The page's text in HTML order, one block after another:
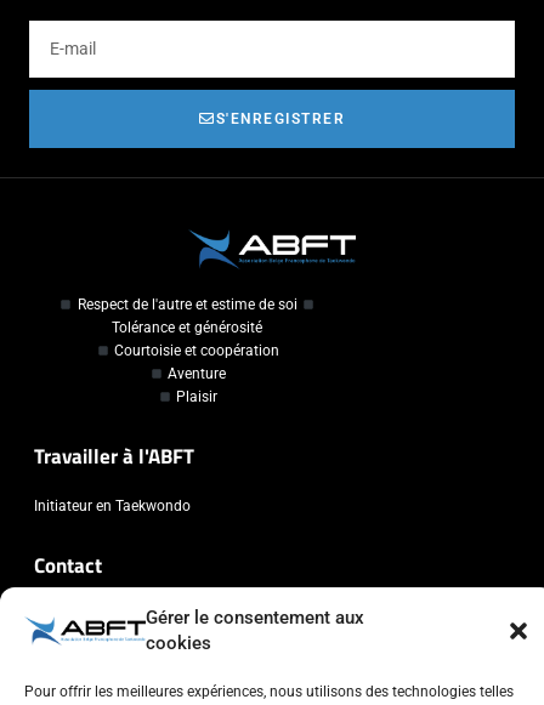
Gérer le consentement aux
cookies
Pour offrir les meilleures expériences, nous utilisons des technologies telles
S'ENREGISTRER
Respect de l'autre et estime de soi
Tolérance et générosité
Courtoisie et coopération
Aventure
Plaisir
Travailler à l'ABFT
Initiateur en Taekwondo
Contact
Association Belge Francophone de Taekwondo
Chaussée de Wavre, 2057 - 1160 Auderghem